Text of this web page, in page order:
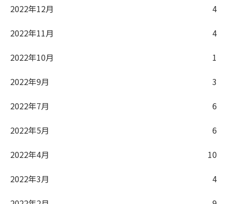
2022年12月
4
2022年11月
4
2022年10月
1
2022年9月
3
2022年7月
6
2022年5月
6
2022年4月
10
2022年3月
4